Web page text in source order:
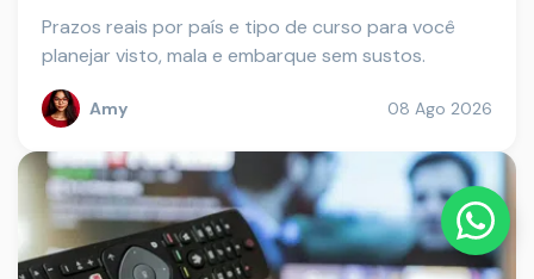
Prazos reais por país e tipo de curso para você
planejar visto, mala e embarque sem sustos.
Amy 08 Ago 2026